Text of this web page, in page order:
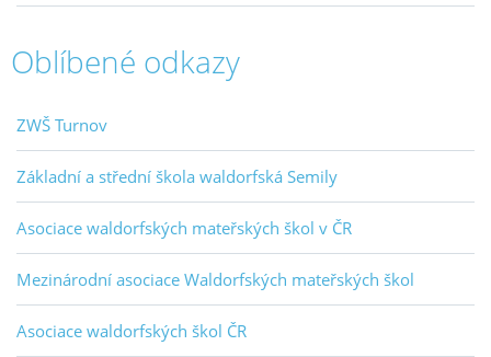
Oblíbené odkazy
ZWŠ Turnov
Základní a střední škola waldorfská Semily
Asociace waldorfských mateřských škol v ČR
Mezinárodní asociace Waldorfských mateřských škol
Asociace waldorfských škol ČR